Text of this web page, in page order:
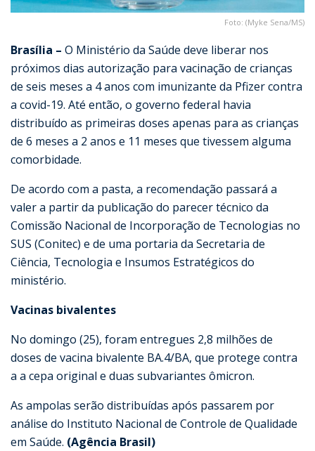
Foto: (Myke Sena/MS)
Brasília – O Ministério da Saúde deve liberar nos
próximos dias autorização para vacinação de crianças
de seis meses a 4 anos com imunizante da Pfizer contra
a covid-19. Até então, o governo federal havia
distribuído as primeiras doses apenas para as crianças
de 6 meses a 2 anos e 11 meses que tivessem alguma
comorbidade.
De acordo com a pasta, a recomendação passará a
valer a partir da publicação do parecer técnico da
Comissão Nacional de Incorporação de Tecnologias no
SUS (Conitec) e de uma portaria da Secretaria de
Ciência, Tecnologia e Insumos Estratégicos do
ministério.
Vacinas bivalentes
No domingo (25), foram entregues 2,8 milhões de
doses de vacina bivalente BA.4/BA, que protege contra
a a cepa original e duas subvariantes ômicron.
As ampolas serão distribuídas após passarem por
análise do Instituto Nacional de Controle de Qualidade
em Saúde. (Agência Brasil)